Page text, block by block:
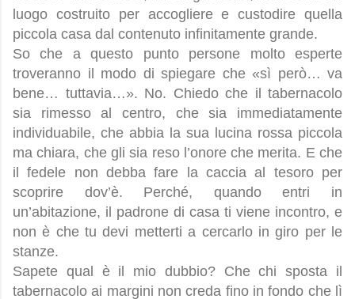
luogo costruito per accogliere e custodire quella
piccola casa dal contenuto infinitamente grande.
So che a questo punto persone molto esperte
troveranno il modo di spiegare che «sì però… va
bene… tuttavia…». No. Chiedo che il tabernacolo
sia rimesso al centro, che sia immediatamente
individuabile, che abbia la sua lucina rossa piccola
ma chiara, che gli sia reso l’onore che merita. E che
il fedele non debba fare la caccia al tesoro per
scoprire dov’è. Perché, quando entri in
un’abitazione, il padrone di casa ti viene incontro, e
non è che tu devi metterti a cercarlo in giro per le
stanze.
Sapete qual è il mio dubbio? Che chi sposta il
tabernacolo ai margini non creda fino in fondo che lì